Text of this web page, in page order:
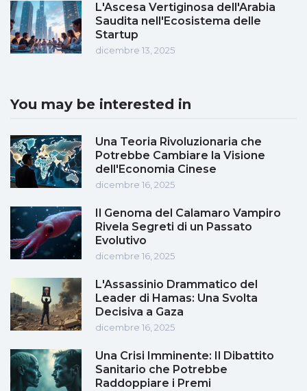
L'Ascesa Vertiginosa dell'Arabia
Saudita nell'Ecosistema delle
Startup
dicembre 13, 2025
You may be interested in
Una Teoria Rivoluzionaria che
Potrebbe Cambiare la Visione
dell'Economia Cinese
dicembre 16, 2025
Il Genoma del Calamaro Vampiro
Rivela Segreti di un Passato
Evolutivo
dicembre 16, 2025
L'Assassinio Drammatico del
Leader di Hamas: Una Svolta
Decisiva a Gaza
dicembre 16, 2025
Una Crisi Imminente: Il Dibattito
Sanitario che Potrebbe
Raddoppiare i Premi